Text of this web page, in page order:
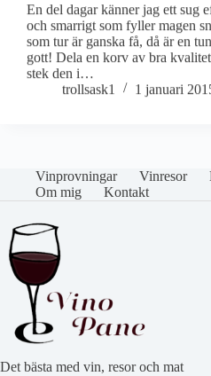
En del dagar känner jag ett sug
och smarrigt som fyller magen
som tur är ganska få, då är en
gott! Dela en korv av bra
stek den i…
trollsask1
1 januari
Vinprovningar Vinresor
Om mig
Kontakt
Det bästa med vin, resor och mat